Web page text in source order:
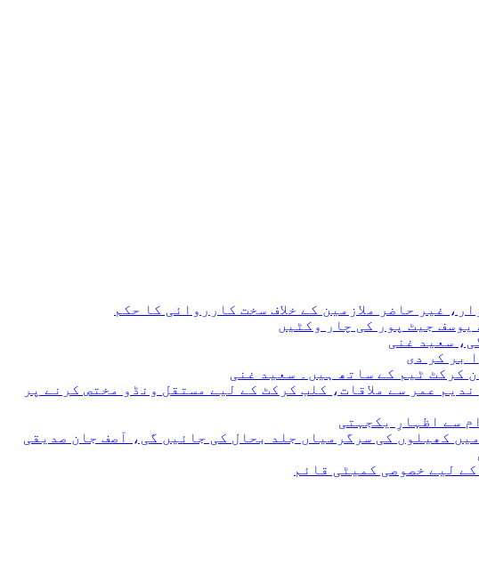
غیر حاضر ملازمین کے خلاف سخت کارروائی کا حکم
بر کر دی
عمر سے ملاقات، کلب کرکٹ کے لیے مستقل ونڈو مختص کرنے پر
سے اظہارِ یکجہتی
کھیلوں کی سرگرمیاں جلد بحال کی جائیں گی، آصف جان صدیقی
لیے خصوصی کمیٹی قائم